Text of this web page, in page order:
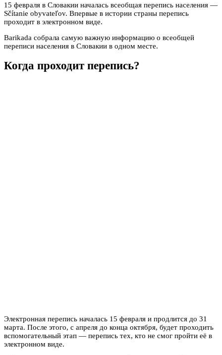
15 февраля в Словакии началась всеобщая перепись населения —
Sčítanie obyvateľov. Впервые в истории страны перепись
проходит в электронном виде.
Barikada собрала самую важную информацию о всеобщей
переписи населения в Словакии в одном месте.
Когда проходит перепись?
Электронная перепись началась 15 февраля и продлится до 31
марта. После этого, с апреля до конца октября, будет проходить
вспомогательный этап — перепись тех, кто не смог пройти её в
электронном виде.